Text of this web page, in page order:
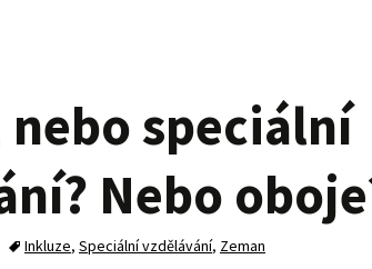
speciální
Nebo
Inkluze, Speciální vzdělávání, Zeman